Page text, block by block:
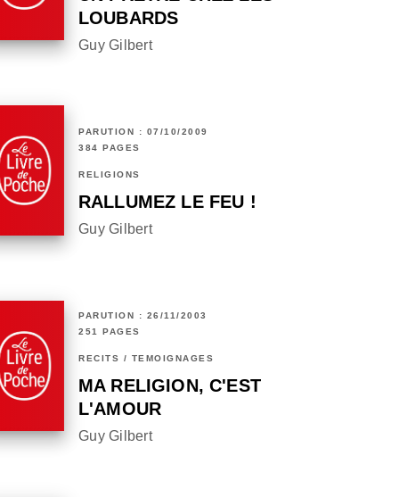
LOUBARDS
Guy Gilbert
PARUTION : 07/10/2009
384 PAGES
RELIGIONS
RALLUMEZ LE FEU !
Guy Gilbert
PARUTION : 26/11/2003
251 PAGES
RÉCITS / TÉMOIGNAGES
MA RELIGION, C'EST
L'AMOUR
Guy Gilbert